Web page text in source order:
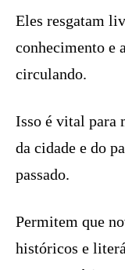
Eles resgatam
conhecimento e
circulando.
Isso é vital para
da cidade e do
passado.
Permitem que
históricos e